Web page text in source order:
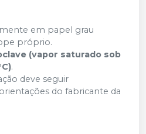
em papel grau
próprio.
(vapor saturado sob
.
deve seguir
do fabricante da